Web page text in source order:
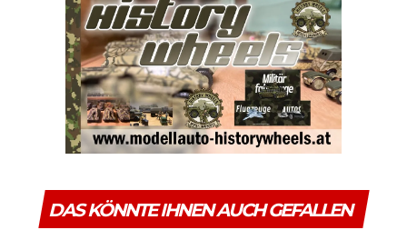
DAS KÖNNTE IHNEN AUCH GEFALLEN